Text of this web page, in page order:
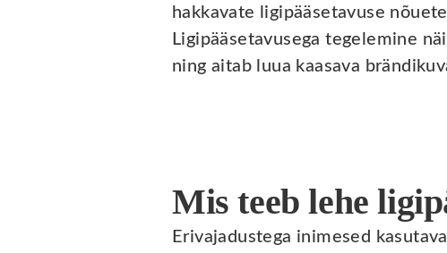
hakkavate ligipääsetavuse
Ligipääsetavusega tegelemine
ning aitab luua kaasava
Mis teeb lehe
Erivajadustega inimesed